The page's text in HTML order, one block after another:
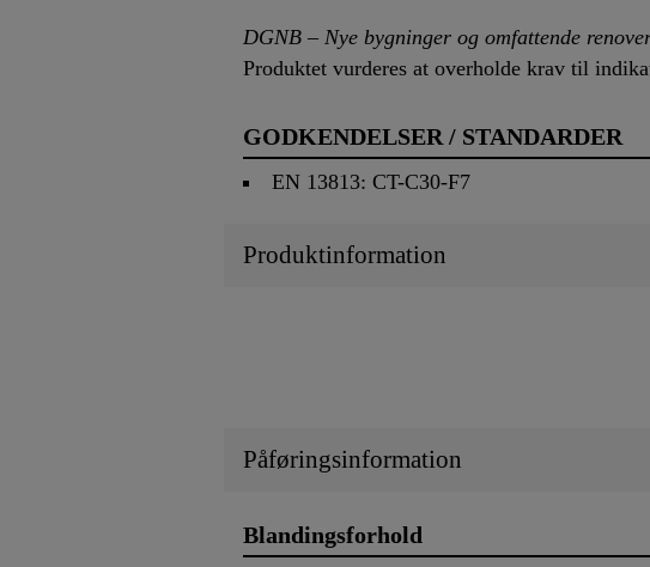
DGNB – Nye bygninger og omfattende
Produktet vurderes at overholde krav til
GODKENDELSER / STANDARDER
EN 13813: CT-C30-F7
Produktinformation
Påføringsinformation
Blandingsforhold